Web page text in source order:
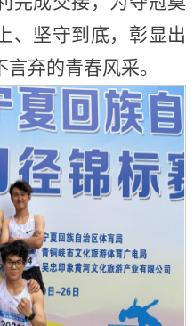
、坚守到底，彰显出
弃的青春风采。